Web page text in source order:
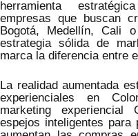
herramienta
empresas que buscan
Bogotá, Medellín, Cali
estrategia sólida de
marca la diferencia entre
La realidad aumentada
experienciales en
marketing
espejos inteligentes para